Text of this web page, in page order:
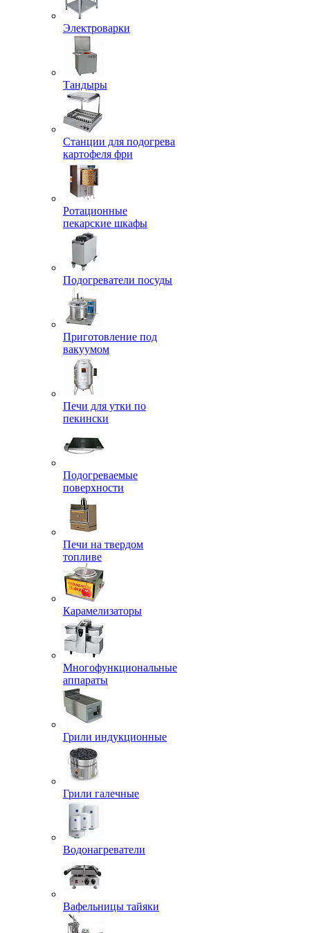
Электроварки
Тандыры
Станции для подогрева
картофеля фри
Ротационные
пекарские шкафы
Подогреватели посуды
Приготовление под
вакуумом
Печи для утки по
пекински
Подогреваемые
поверхности
Печи на твердом
топливе
Карамелизаторы
Многофункциональные
аппараты
Грили индукционные
Грили галечные
Водонагреватели
Вафельницы тайяки